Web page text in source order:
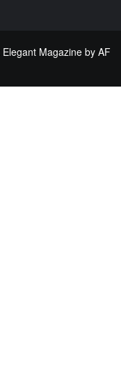
Elegant Magazineby AF